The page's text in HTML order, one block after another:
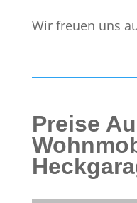
Wir freuen uns
Preise